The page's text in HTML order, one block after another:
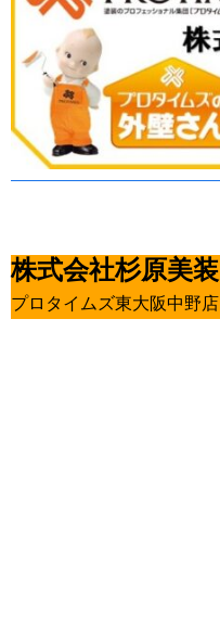
株式会社杉原美装
プロタイムズ東大阪中野店